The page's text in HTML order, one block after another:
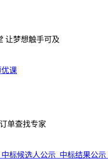
让梦想触手可及
优课
单查找专家
中标候选人公示 中标结果公示